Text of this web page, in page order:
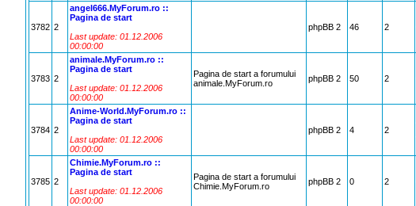
3782 2
angel666.MyForum.ro ::
Pagina de start
Last update: 01.12.2006
00:00:00
phpBB 2 46 2
3783 2
animale.MyForum.ro ::
Pagina de start
Last update: 01.12.2006
00:00:00
Pagina de start a forumului
animale.MyForum.ro
phpBB 2 50 2
3784 2
Anime-World.MyForum.ro ::
Pagina de start
Last update: 01.12.2006
00:00:00
phpBB 2 4 2
3785 2
Chimie.MyForum.ro ::
Pagina de start
Last update: 01.12.2006
00:00:00
Pagina de start a forumului
Chimie.MyForum.ro
phpBB 2 0 2